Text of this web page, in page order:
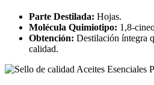
Parte Destilada: Hojas.
Molécula Quimiotipo: 1,8-
Obtención: Destilación íntegra
calidad.